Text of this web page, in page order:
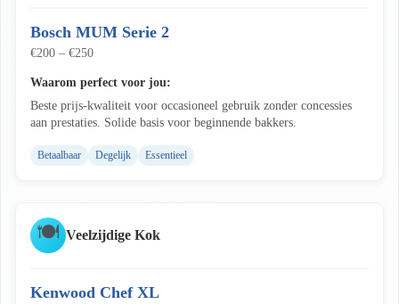
Bosch MUM Serie 2
€200 – €250
Waarom perfect voor jou:
Beste prijs-kwaliteit voor occasioneel gebruik zonder concessies
aan prestaties. Solide basis voor beginnende bakkers.
Betaalbaar Degelijk Essentieel
🍽️ Veelzijdige Kok
Kenwood Chef XL